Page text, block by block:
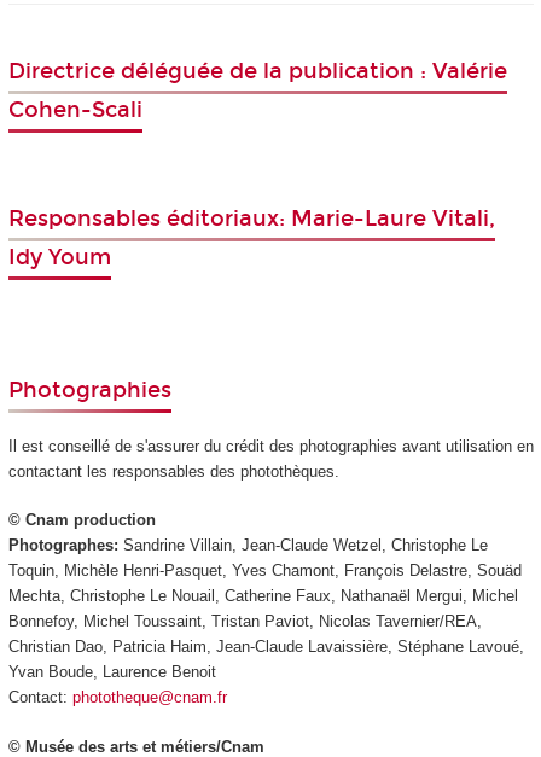
Directrice déléguée de la publication : Valérie
Cohen-Scali
Responsables éditoriaux: Marie-Laure Vitali,
Idy Youm
Photographies
Il est conseillé de s'assurer du crédit des photographies avant utilisation en
contactant les responsables des photothèques.
© Cnam production
Photographes: Sandrine Villain, Jean-Claude Wetzel, Christophe Le
Toquin, Michèle Henri-Pasquet, Yves Chamont, François Delastre, Souäd
Mechta, Christophe Le Nouail, Catherine Faux, Nathanaël Mergui, Michel
Bonnefoy, Michel Toussaint, Tristan Paviot, Nicolas Tavernier/REA,
Christian Dao, Patricia Haim, Jean-Claude Lavaissière, Stéphane Lavoué,
Yvan Boude, Laurence Benoit
Contact: phototheque@cnam.fr
© Musée des arts et métiers/Cnam